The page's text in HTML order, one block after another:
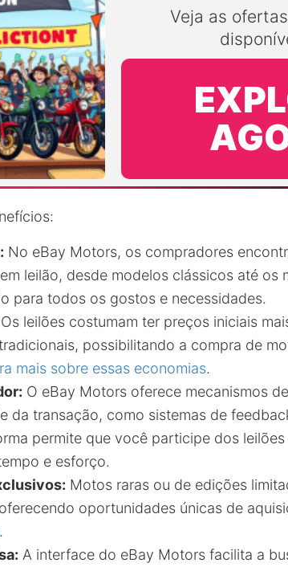
Veja as
No eBay Motors, os compradores
leilão, desde modelos clássicos até os
para todos os gostos e necessidades.
Os leilões costumam ter preços iniciais
possibilitando a compra de
mais sobre essas economias.
O eBay Motors oferece mecanismos
da transação, como sistemas de
permite que você participe dos
e esforço.
Motos raras ou de edições
oportunidades únicas de
.
A interface do eBay Motors facilita a